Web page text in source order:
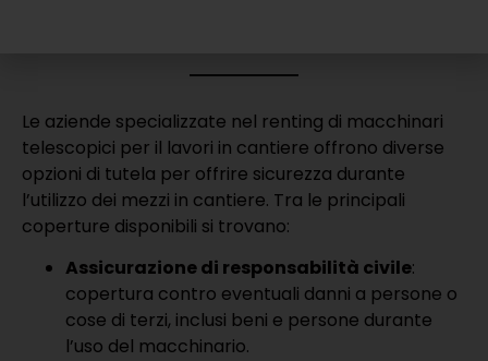
Le aziende specializzate nel renting di macchinari
telescopici per il lavori in cantiere offrono diverse
opzioni di tutela per offrire sicurezza durante
l’utilizzo dei mezzi in cantiere. Tra le principali
coperture disponibili si trovano:
Assicurazione di responsabilità civile:
copertura contro eventuali danni a persone o
cose di terzi, inclusi beni e persone durante
l’uso del macchinario.